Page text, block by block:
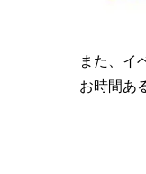
また、イ
お時間あ